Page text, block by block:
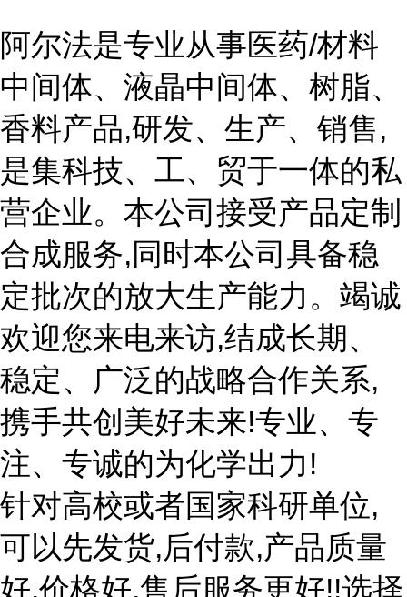
阿尔法是专业从事医药/材料
中间体、液晶中间体、树脂、
香料产品,研发、生产、销售,
是集科技、工、贸于一体的私
营企业。本公司接受产品定制
合成服务,同时本公司具备稳
定批次的放大生产能力。竭诚
欢迎您来电来访,结成长期、
稳定、广泛的战略合作关系,
携手共创美好未来!专业、专
注、专诚的为化学出力!
针对高校或者国家科研单位,
可以先发货,后付款,产品质量
好,价格好,售后服务更好!!选择